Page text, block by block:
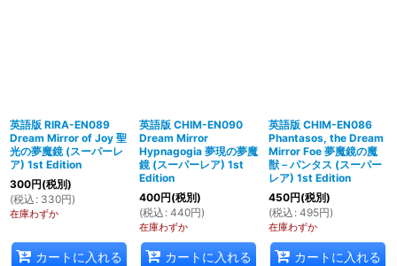
英語版 RIRA-EN089
Dream Mirror of Joy 聖
光の夢魔鏡 (スーパーレ
ア) 1st Edition
300円(税別)
(税込 : 330円)
在庫わずか
カートに入れる
英語版 CHIM-EN090
Dream Mirror
Hypnagogia 夢現の夢魔
鏡 (スーパーレア) 1st
Edition
400円(税別)
(税込 : 440円)
在庫わずか
カートに入れる
英語版 CHIM-EN086
Phantasos, the Dream
Mirror Foe 夢魔鏡の魔
獣－パンタス (スーパー
レア) 1st Edition
450円(税別)
(税込 : 495円)
在庫わずか
カートに入れる